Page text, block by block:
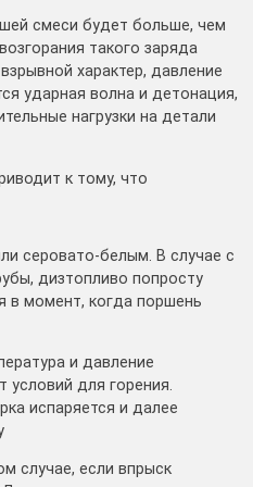
смеси будет больше, чем
такого заряда
характер, давление
ударная волна и детонация,
нагрузки на детали
к тому, что
серовато-белым. В случае с
дизтопливо попросту
в момент, когда поршень
и давление
условий для горения.
испаряется и далее
случае, если впрыск